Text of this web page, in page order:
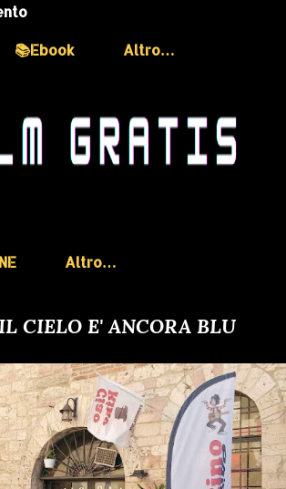
📚Ebook Altro…
Altro…
CIELO E' ANCORA BLU